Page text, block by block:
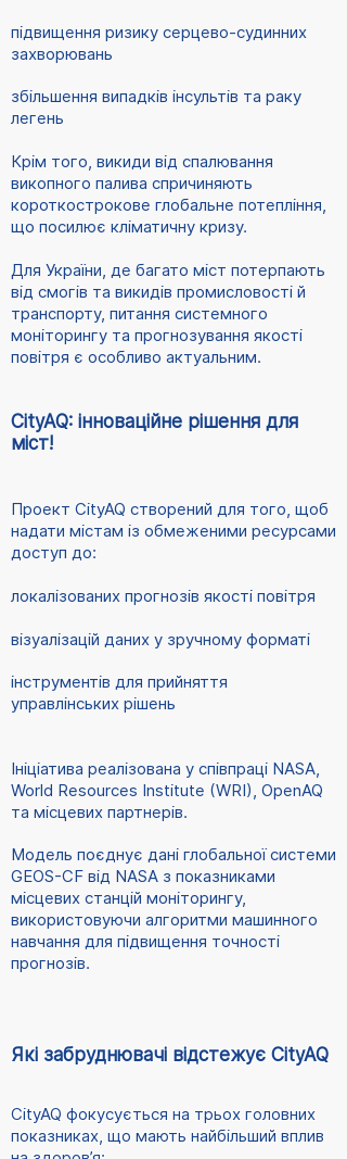
підвищення ризику серцево-судинних
захворювань
збільшення випадків інсультів та раку
легень
Крім того, викиди від спалювання
викопного палива спричиняють
короткострокове глобальне потепління,
що посилює кліматичну кризу.
Для України, де багато міст потерпають
від смогів та викидів промисловості й
транспорту, питання системного
моніторингу та прогнозування якості
повітря є особливо актуальним.
CityAQ: інноваційне рішення для
міст!
Проект CityAQ створений для того, щоб
надати містам із обмеженими ресурсами
доступ до:
локалізованих прогнозів якості повітря
візуалізацій даних у зручному форматі
інструментів для прийняття
управлінських рішень
Ініціатива реалізована у співпраці NASA,
World Resources Institute (WRI), OpenAQ
та місцевих партнерів.
Модель поєднує дані глобальної системи
GEOS-CF від NASA з показниками
місцевих станцій моніторингу,
використовуючи алгоритми машинного
навчання для підвищення точності
прогнозів.
Які забруднювачі відстежує CityAQ
CityAQ фокусується на трьох головних
показниках, що мають найбільший вплив